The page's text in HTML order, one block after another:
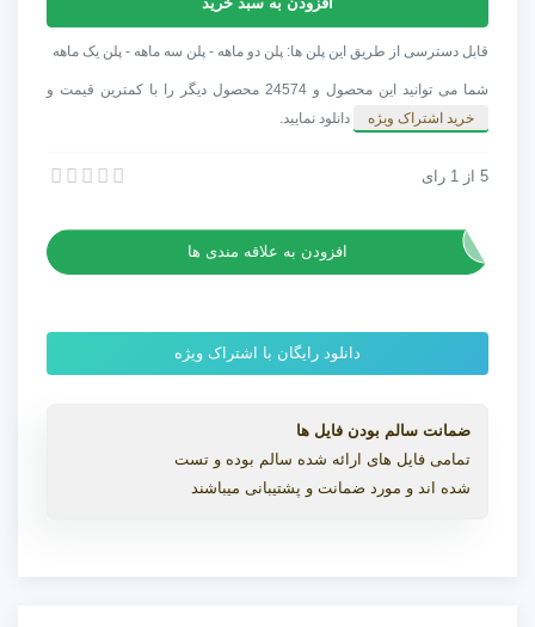
افترافکت
اینترو
عدد
قابل دسترسی از طریق این پلن ها: پلن دو ماهه - پلن سه ماهه - پلن یک ماهه
شما می توانید این محصول و 24574 محصول دیگر را با کمترین قیمت و
خرید اشتراک ویژه
دانلود نمایید.
پروژه افترافکت اینترو گلیتچ شهری
5 از 1 رای
افزودن به علاقه مندی ها
دانلود رایگان با اشتراک ویژه
ضمانت سالم بودن فایل ها
تمامی فایل های ارائه شده سالم بوده و تست
شده اند و مورد ضمانت و پشتیبانی میباشند